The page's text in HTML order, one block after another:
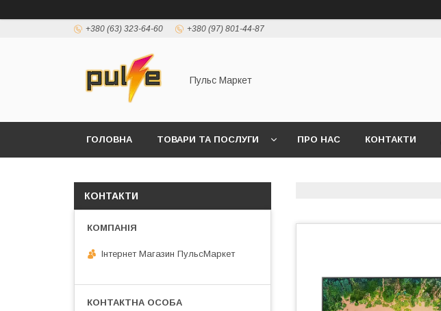
+380 (63) 323-64-60 +380 (97) 801-44-87
Пульс Маркет
ГОЛОВНА ТОВАРИ ТА ПОСЛУГИ ПРО НАС КОНТАКТИ
КОНТАКТИ
Інтернет Магазин ПульсМаркет